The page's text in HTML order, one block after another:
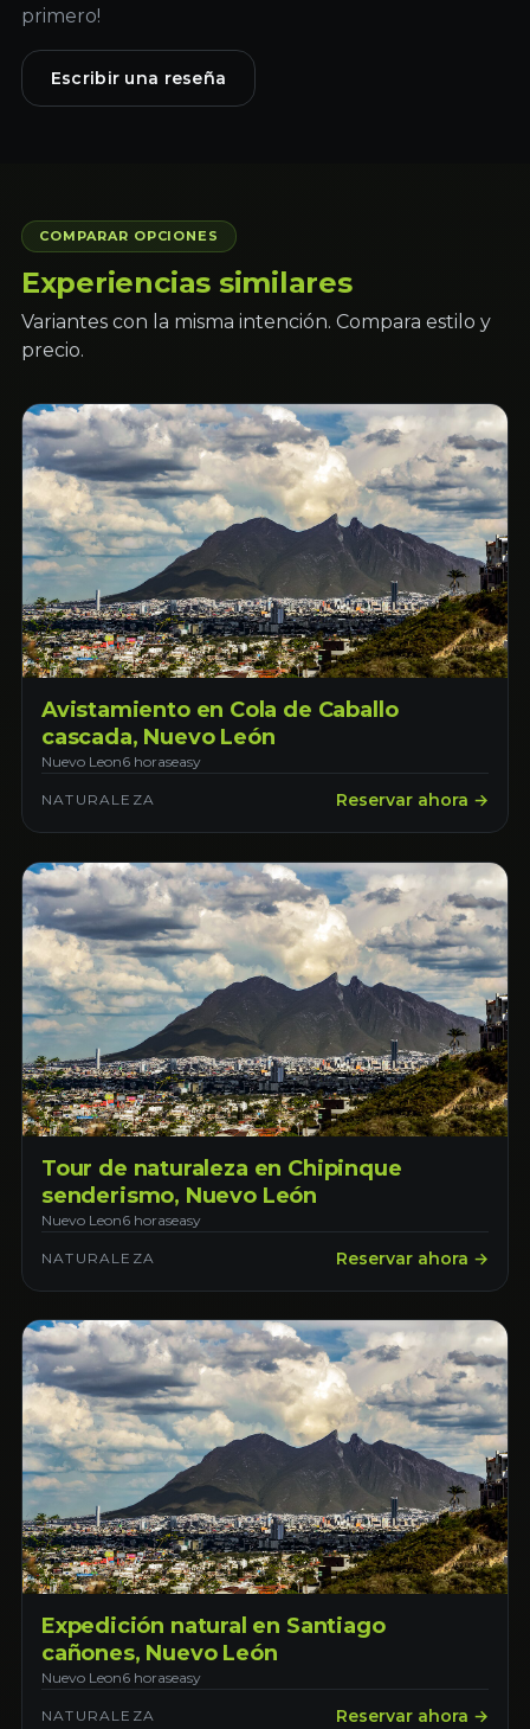
primero!
Escribir una reseña
COMPARAR OPCIONES
Experiencias similares
Variantes con la misma intención. Compara estilo y
precio.
Avistamiento en Cola de Caballo
cascada, Nuevo León
Nuevo Leon6 horaseasy
NATURALEZA Reservar ahora →
Tour de naturaleza en Chipinque
senderismo, Nuevo León
Nuevo Leon6 horaseasy
NATURALEZA Reservar ahora →
Expedición natural en Santiago
cañones, Nuevo León
Nuevo Leon6 horaseasy
NATURALEZA Reservar ahora →